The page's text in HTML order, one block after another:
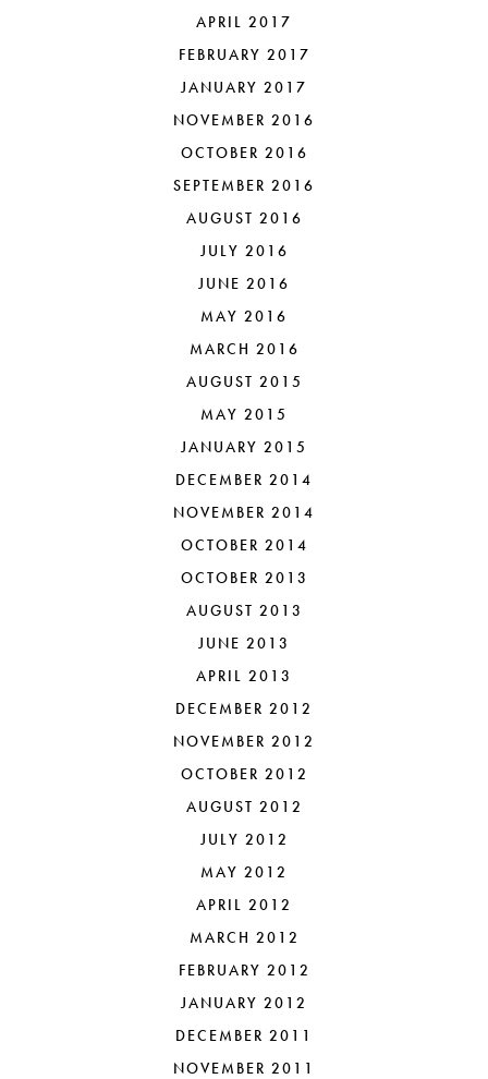
APRIL 2017
FEBRUARY 2017
JANUARY 2017
NOVEMBER 2016
OCTOBER 2016
SEPTEMBER 2016
AUGUST 2016
JULY 2016
JUNE 2016
MAY 2016
MARCH 2016
AUGUST 2015
MAY 2015
JANUARY 2015
DECEMBER 2014
NOVEMBER 2014
OCTOBER 2014
OCTOBER 2013
AUGUST 2013
JUNE 2013
APRIL 2013
DECEMBER 2012
NOVEMBER 2012
OCTOBER 2012
AUGUST 2012
JULY 2012
MAY 2012
APRIL 2012
MARCH 2012
FEBRUARY 2012
JANUARY 2012
DECEMBER 2011
NOVEMBER 2011